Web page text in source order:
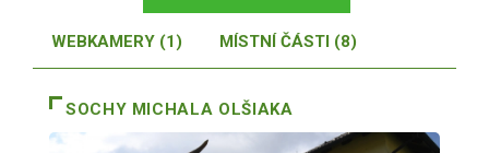
WEBKAMERY (1) MÍSTNÍ ČÁSTI (8)
SOCHY MICHALA OLŠIAKA